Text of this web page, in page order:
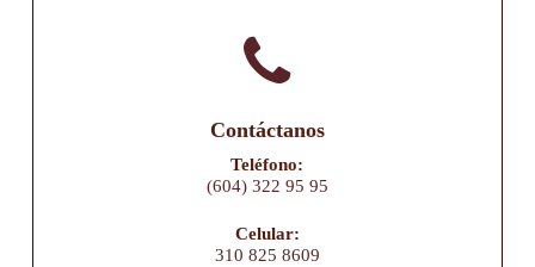
Contáctanos
Teléfono:
(604) 322 95 95
Celular:
310 825 8609